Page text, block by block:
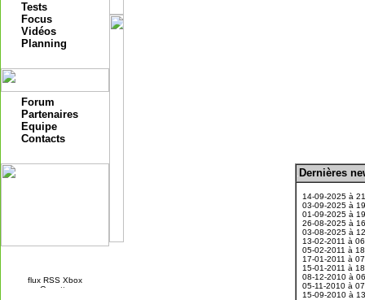
Tests
Focus
Vidéos
Planning
Forum
Partenaires
Equipe
Contacts
Dernières
14-09-2025 à
03-09-2025 à
01-09-2025 à
26-08-2025 à
03-08-2025 à
13-02-2011 à
05-02-2011 à
17-01-2011 à
15-01-2011 à
08-12-2010 à
05-11-2010 à
15-09-2010 à